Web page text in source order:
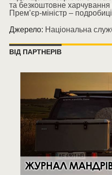
та безкоштовне
Прем’єр-міністр – подробиці
Джерело: Національна
ВІД ПАРТНЕРІВ